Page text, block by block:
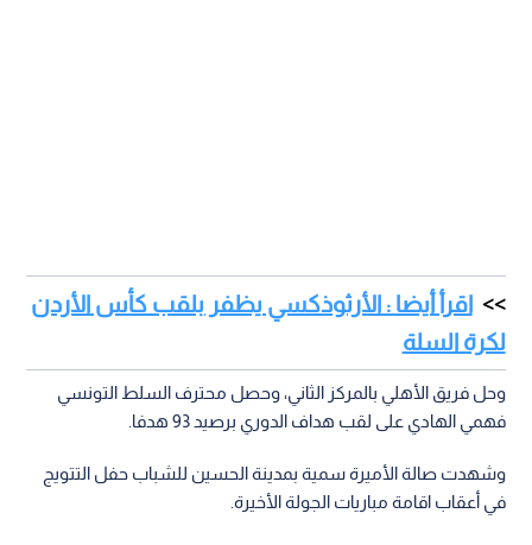
اقرأ أيضا : الأرثوذكسي يظفر بلقب كأس الأردن
لكرة السلة
وحل فريق الأهلي بالمركز الثاني، وحصل محترف السلط التونسي
فهمي الهادي على لقب هداف الدوري برصيد 93 هدفا.
وشهدت صالة الأميرة سمية بمدينة الحسين للشباب حفل التتويج
في أعقاب اقامة مباريات الجولة الأخيرة.